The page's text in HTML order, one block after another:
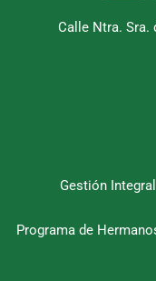
e
Calle Ntra. Sra.
Gestión
Programa de